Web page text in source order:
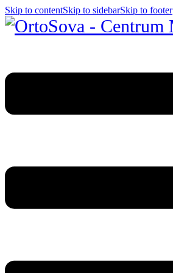
Skip to contentSkip to sidebarSkip to footer